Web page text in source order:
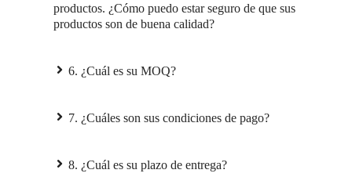
productos. ¿Cómo puedo estar seguro de que sus
productos son de buena calidad?
6. ¿Cuál es su MOQ?
7. ¿Cuáles son sus condiciones de pago?
8. ¿Cuál es su plazo de entrega?